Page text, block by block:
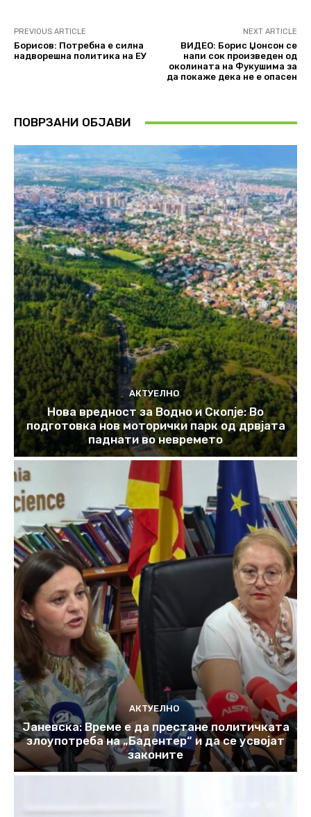
PREVIOUS ARTICLE
Борисов: Потребна е силна
надворешна политика на ЕУ
NEXT ARTICLE
ВИДЕО: Борис Џонсон се
напи сок произведен од
околината на Фукушима за
да покаже дека не е опасен
ПОВРЗАНИ ОБЈАВИ
АКТУЕЛНО
Нова вредност за Водно и Скопје: Во
подготовка нов моторички парк од дрвјата
паднати во невремето
АКТУЕЛНО
Јаневска: Време е да престане политичката
злоупотреба на „Бадентер“ и да се усвојат
законите